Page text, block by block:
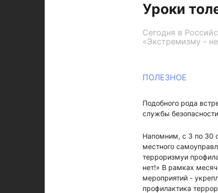
Уроки
Сегодня в
«Экстремизму -
ПОЛЕЗНОЕ
Подобного рода
службы
Напомним, с 3 по 30
местного
терроризмуи
нет!» В рамках
мероприятий -
профилактика